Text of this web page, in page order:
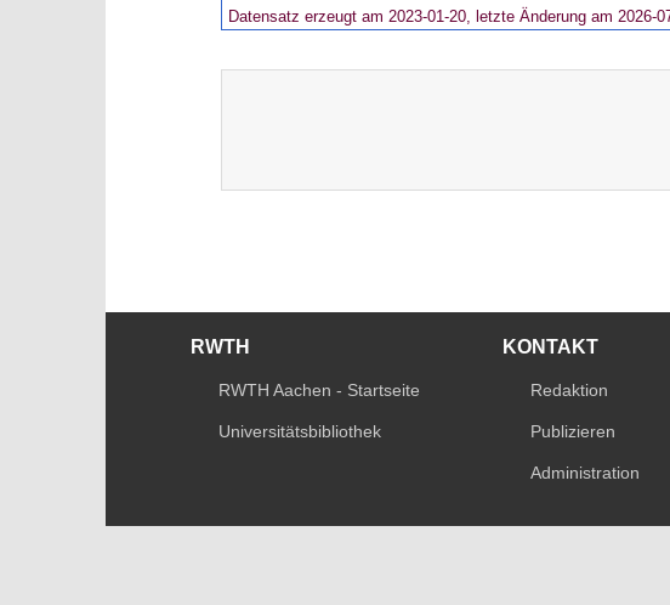
Datensatz erzeugt am 2023-01-20, letzte Änderung am 2026-
RWTH
RWTH Aachen - Startseite
Universitätsbibliothek
KONTAKT
Redaktion
Publizieren
Administration